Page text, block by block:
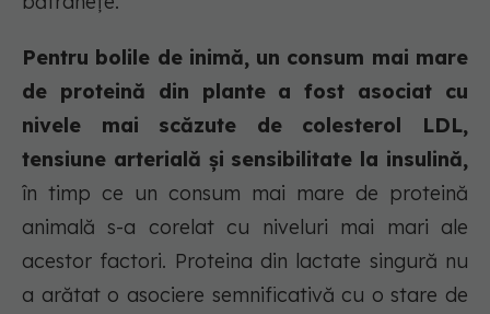
Pentru bolile de inimă, un consum mai mare
de proteină din plante a fost asociat cu
nivele mai scăzute de colesterol LDL,
tensiune arterială și sensibilitate la insulină,
în timp ce un consum mai mare de proteină
animală s-a corelat cu niveluri mai mari ale
acestor factori. Proteina din lactate singură nu
a arătat o asociere semnificativă cu o stare de